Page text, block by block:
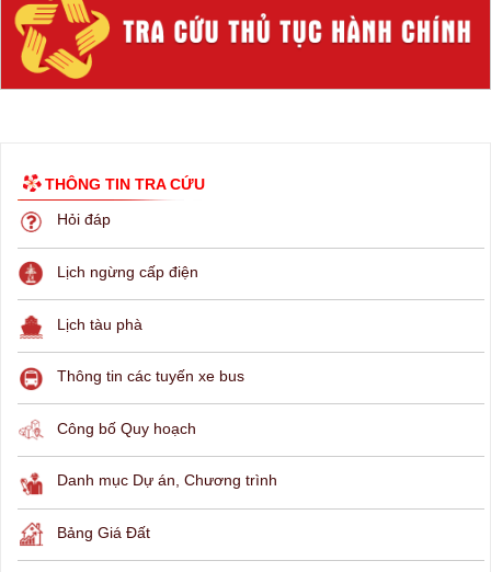
THÔNG TIN TRA CỨU
Hỏi đáp
Lịch ngừng cấp điện
Lịch tàu phà
Thông tin các tuyến xe bus
Công bố Quy hoạch
Danh mục Dự án, Chương trình
Bảng Giá Đất